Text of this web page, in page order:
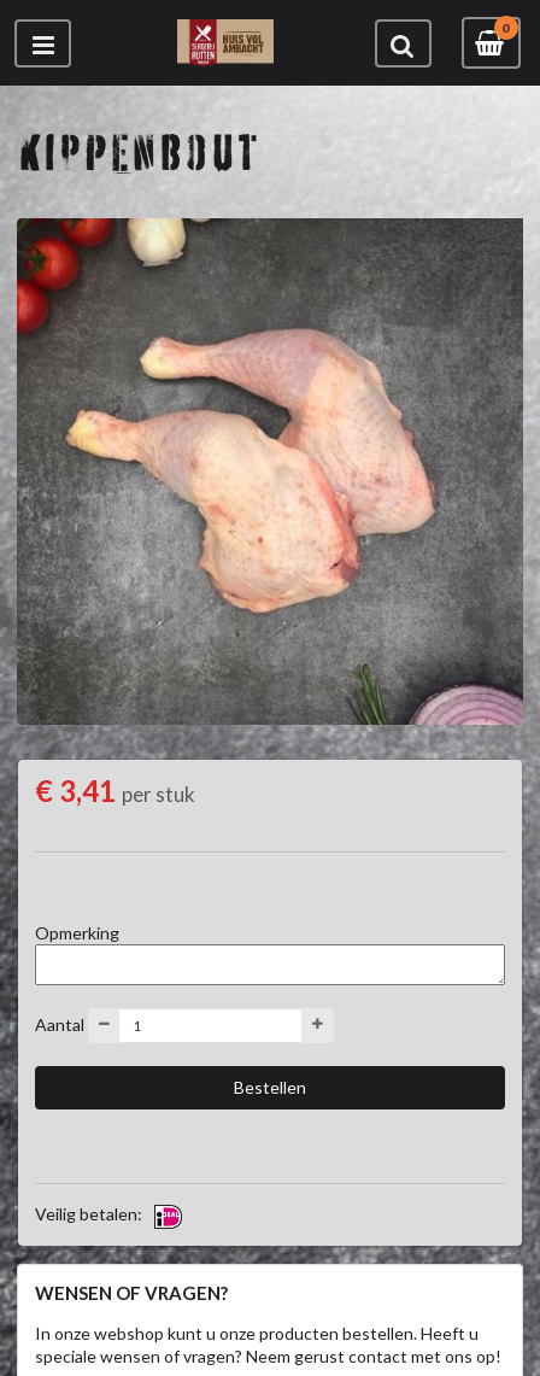
0
KIPPENBOUT
€ 3,41 per stuk
Opmerking
Aantal
Veilig betalen:
WENSEN OF VRAGEN?
In onze webshop kunt u onze producten bestellen. Heeft u
speciale wensen of vragen? Neem gerust contact met ons op!